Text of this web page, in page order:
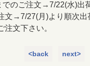
でのご注文→7/22(水)出
文→7/27(月)より順次出
注文下さい。
<back next>